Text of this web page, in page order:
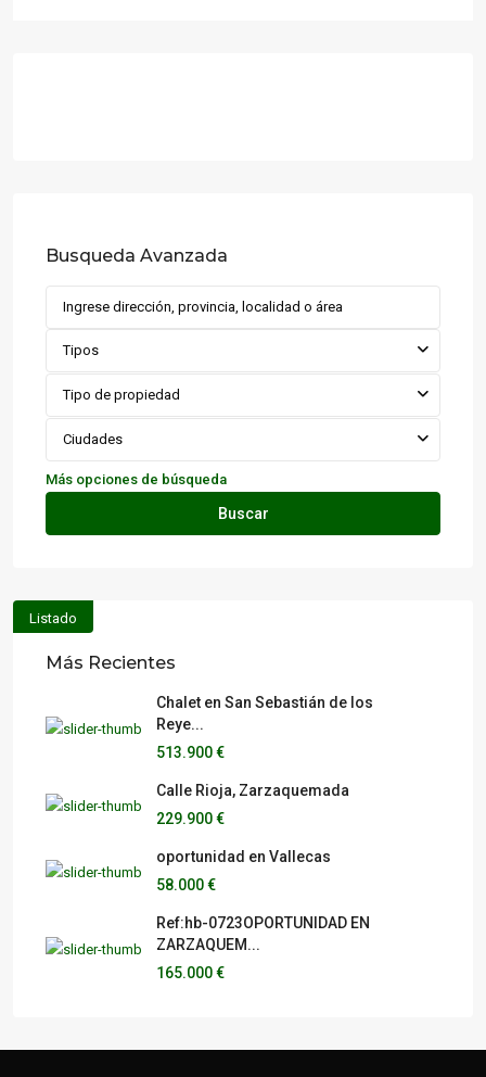
Busqueda Avanzada
Tipos
Tipo de propiedad
Ciudades
Más opciones de búsqueda
Buscar
Listado
Más Recientes
Chalet en San Sebastián de los
Reye...
513.900 €
Calle Rioja, Zarzaquemada
229.900 €
oportunidad en Vallecas
58.000 €
Ref:hb-0723OPORTUNIDAD EN
ZARZAQUEM...
165.000 €